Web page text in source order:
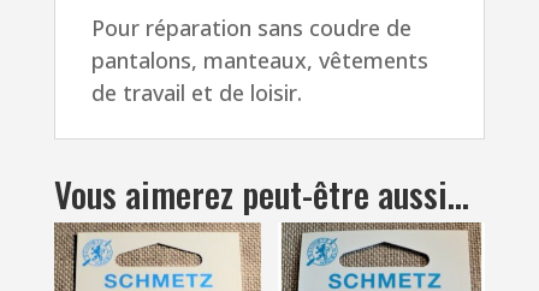
Pour réparation sans coudre de
pantalons, manteaux, vêtements
de travail et de loisir.
Vous aimerez peut-être aussi…